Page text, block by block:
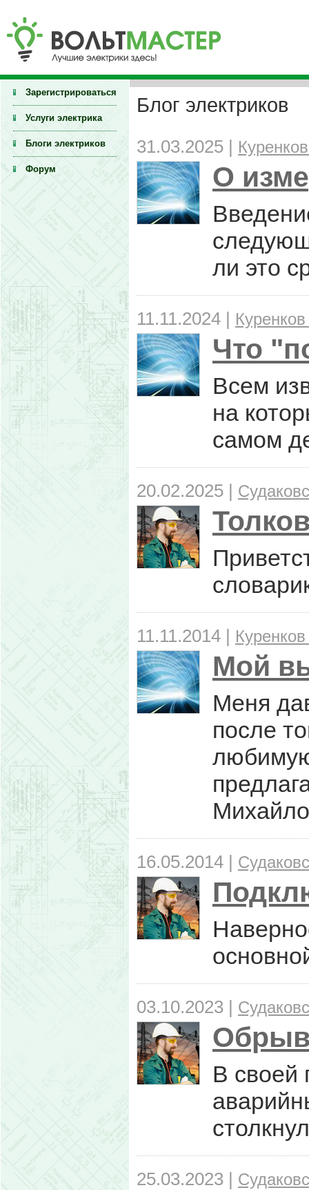
Зарегистрироваться
Услуги электрика
Блоги электриков
Форум
Блог электриков
31.03.2025 |
О
ли это
11.11.2024 |
Что
Всем
на
самом
20.02.2025 |
11.11.2014 |
Мой
Меня
после
любимую
16.05.2014 |
03.10.2023 |
В своей
25.03.2023 |